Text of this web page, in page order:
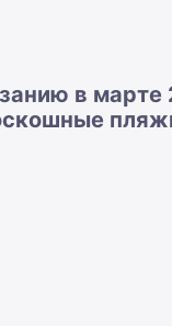
в